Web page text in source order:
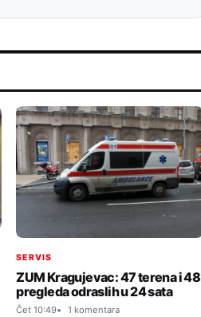
SERVIS
ZUM Kragujevac: 47 terena i 48
pregleda odraslih u 24 sata
Čet 10:49 1 komentara